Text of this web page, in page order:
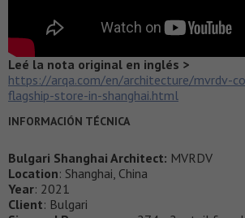
Leé la nota original en inglés >
https://arqa.com/en/architecture/mvrdv-
flagship-store-in-shanghai.html
INFORMACIÓN TÉCNICA
Bulgari Shanghai Architect: MVRDV
Location: Shanghai, China
Year: 2021
Client: Bulgari